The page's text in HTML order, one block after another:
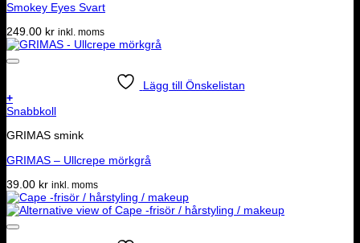
Smokey Eyes Svart
249.00 kr inkl. moms
Lägg till Önskelistan
+
Snabbkoll
GRIMAS smink
GRIMAS – Ullcrepe mörkgrå
39.00 kr inkl. moms